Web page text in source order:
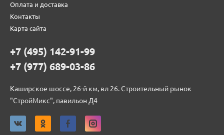
Оплата и доставка
Контакты
Карта сайта
+7 (495) 142-91-99
+7 (977) 689-03-86
Каширское шоссе, 26-й км, вл 26. Строительный рынок
"СтройМикс", павильон Д4